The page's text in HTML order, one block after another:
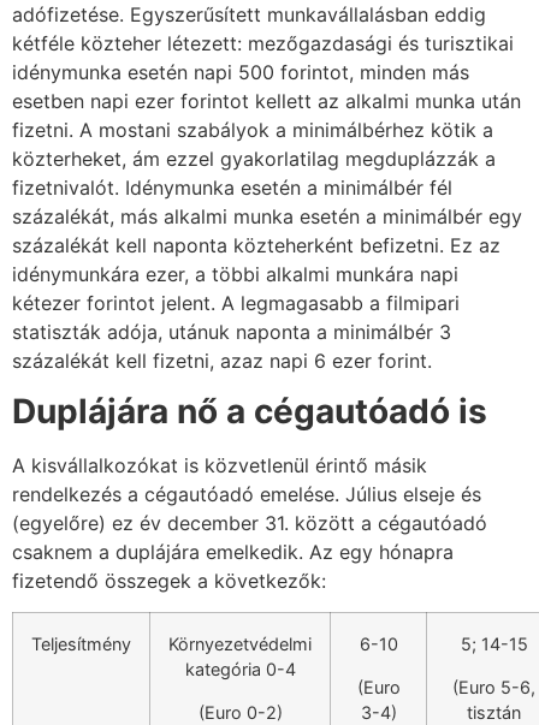
adófizetése. Egyszerűsített munkavállalásban eddig
kétféle közteher létezett: mezőgazdasági és turisztikai
idénymunka esetén napi 500 forintot, minden más
esetben napi ezer forintot kellett az alkalmi munka után
fizetni. A mostani szabályok a minimálbérhez kötik a
közterheket, ám ezzel gyakorlatilag megduplázzák a
fizetnivalót. Idénymunka esetén a minimálbér fél
százalékát, más alkalmi munka esetén a minimálbér egy
százalékát kell naponta közteherként befizetni. Ez az
idénymunkára ezer, a többi alkalmi munkára napi
kétezer forintot jelent. A legmagasabb a filmipari
statiszták adója, utánuk naponta a minimálbér 3
százalékát kell fizetni, azaz napi 6 ezer forint.
Duplájára nő a cégautóadó is
A kisvállalkozókat is közvetlenül érintő másik
rendelkezés a cégautóadó emelése. Július elseje és
(egyelőre) ez év december 31. között a cégautóadó
csaknem a duplájára emelkedik. Az egy hónapra
fizetendő összegek a következők:
Teljesítmény
Környezetvédelmi
kategória 0-4
(Euro 0-2)
6-10
(Euro
3-4)
5; 14-15
(Euro 5-6,
tisztán